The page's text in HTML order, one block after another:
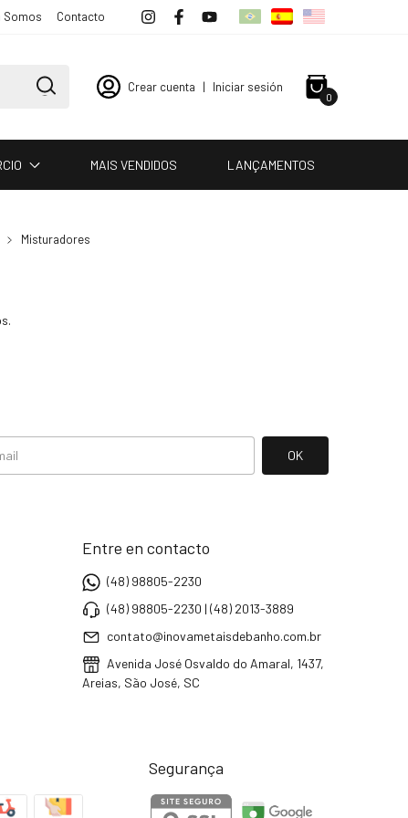
Somos Contacto
Crear cuenta | Iniciar sesión
0
MAIS VENDIDOS LANÇAMENTOS
Misturadores
Entre en contacto
(48) 98805-2230
(48) 98805-2230 | (48) 2013-3889
contato@inovametaisdebanho.com.br
Avenida José Osvaldo do Amaral, 1437,
Areias, São José, SC
Segurança